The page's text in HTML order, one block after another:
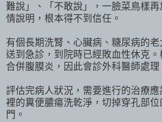
難說」、「不敢說」，一臉菜鳥樣
情說明，根本得不到信任。
有個長期洗腎、心臟病、糖尿病的
送到急診，到院時已經敗血性休克
合併腹膜炎，因此會診外科醫師處理
評估完病人狀況，需要進行的治療
裡的糞便膿瘍洗乾淨，切掉穿孔部
門。